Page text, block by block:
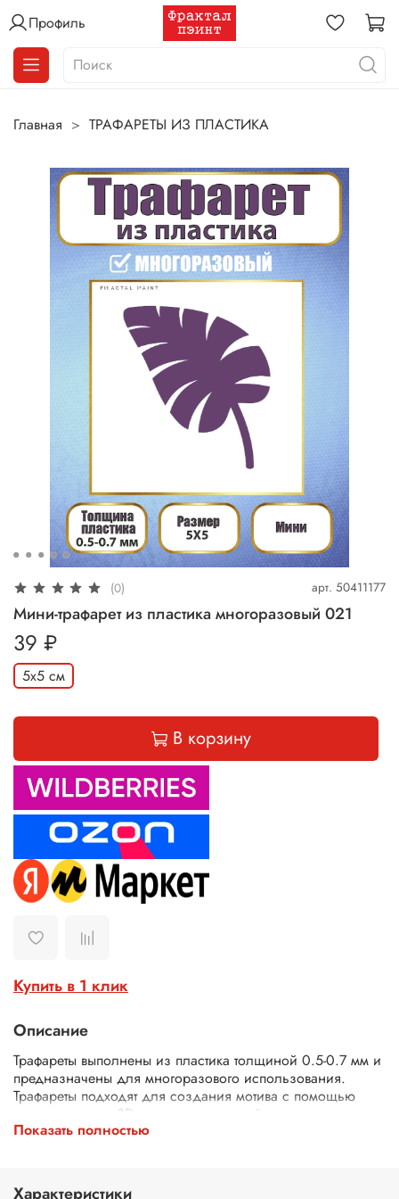
Профиль
Главная ТРАФАРЕТЫ ИЗ ПЛАСТИКА
(0) арт. 50411177
Мини-трафарет из пластика многоразовый 021
39 ₽
5x5 см
В корзину
Купить в 1 клик
Описание
Трафареты выполнены из пластика толщиной 0.5-0.7 мм и
предназначены для многоразового использования.
Трафареты подходят для создания мотива с помощью
текстурных паст, 3D геля, декоративной штукатурки,
шпатлевки. Трафареты подходят для декора различных
зависимости от используемых материалов можно
Показать полностью
Характеристики